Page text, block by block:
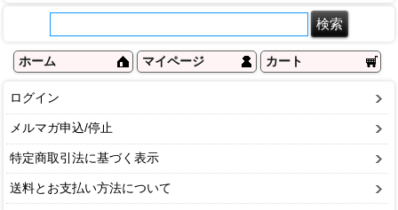
ホーム マイページ カート
ログイン
メルマガ申込/停止
特定商取引法に基づく表示
送料とお支払い方法について